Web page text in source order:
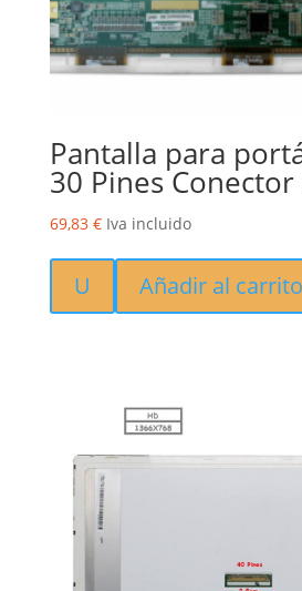
Pantalla para
30 Pines Conector
69,83 € Iva incluido
U Añadir al carrito